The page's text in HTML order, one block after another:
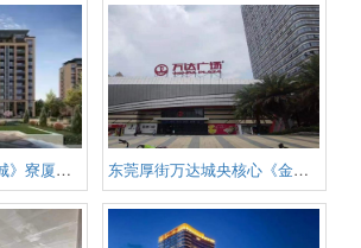
东莞厚街《万达新城》寮厦地铁口 东莞厚街万达城央核心《金海豪庭